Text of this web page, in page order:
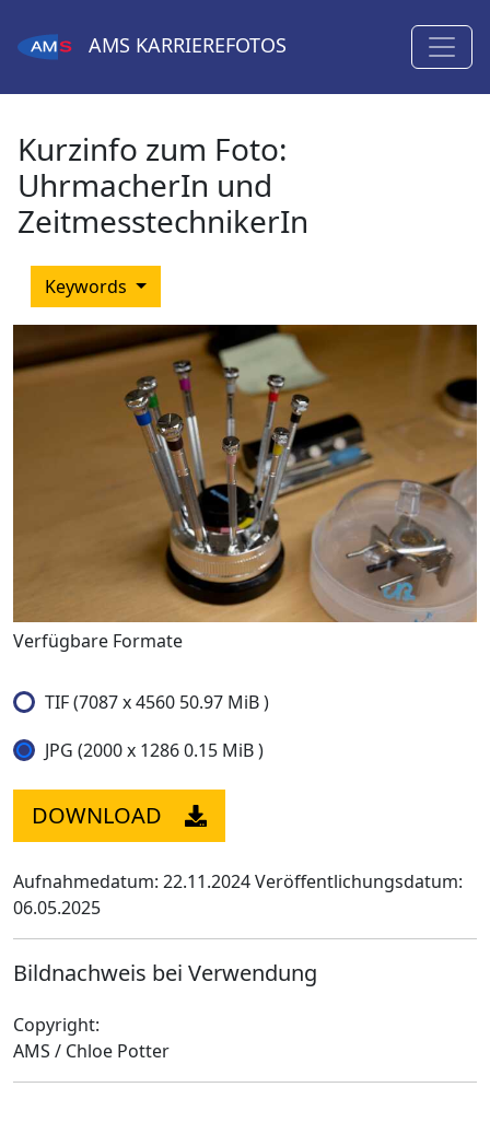
AMS KARRIEREFOTOS
Kurzinfo zum Foto:
UhrmacherIn und
ZeitmesstechnikerIn
Keywords
Verfügbare Formate
TIF (7087 x 4560 50.97 MiB )
JPG (2000 x 1286 0.15 MiB )
DOWNLOAD
Aufnahmedatum: 22.11.2024Veröffentlichungsdatum:
06.05.2025
Bildnachweis bei Verwendung
Copyright:
AMS / Chloe Potter